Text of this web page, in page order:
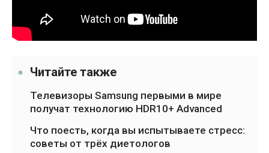
Читайте также
Телевизоры Samsung первыми в мире
получат технологию HDR10+ Advanced
Что поесть, когда вы испытываете стресс:
советы от трёх диетологов